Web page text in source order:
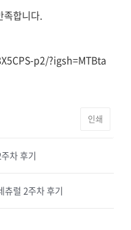
합니다.
p2/?igsh=MTBta
인쇄
차 후기
츄럴 2주차 후기